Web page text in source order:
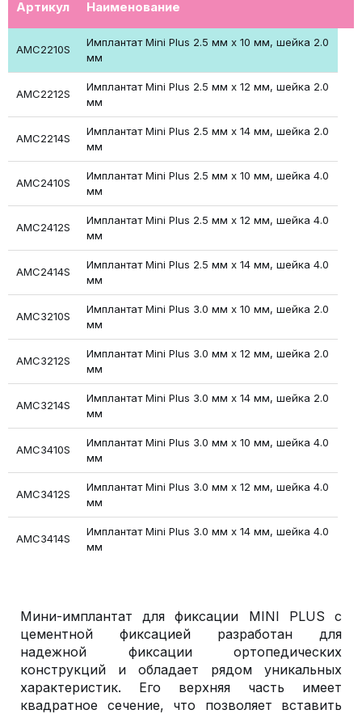
Артикул Наименование
AMC2210S
Имплантат Mini Plus 2.5 мм х 10 мм, шейка 2.0
мм
AMC2212S
Имплантат Mini Plus 2.5 мм х 12 мм, шейка 2.0
мм
AMC2214S
Имплантат Mini Plus 2.5 мм х 14 мм, шейка 2.0
мм
AMC2410S
Имплантат Mini Plus 2.5 мм х 10 мм, шейка 4.0
мм
AMC2412S
Имплантат Mini Plus 2.5 мм х 12 мм, шейка 4.0
мм
AMC2414S
Имплантат Mini Plus 2.5 мм х 14 мм, шейка 4.0
мм
AMC3210S
Имплантат Mini Plus 3.0 мм х 10 мм, шейка 2.0
мм
AMC3212S
Имплантат Mini Plus 3.0 мм х 12 мм, шейка 2.0
мм
AMC3214S
Имплантат Mini Plus 3.0 мм х 14 мм, шейка 2.0
мм
AMC3410S
Имплантат Mini Plus 3.0 мм х 10 мм, шейка 4.0
мм
AMC3412S
Имплантат Mini Plus 3.0 мм х 12 мм, шейка 4.0
мм
AMC3414S
Имплантат Mini Plus 3.0 мм х 14 мм, шейка 4.0
мм
Мини-имплантат для фиксации MINI PLUS с
цементной фиксацией разработан для
надежной фиксации ортопедических
конструкций и обладает рядом уникальных
характеристик. Его верхняя часть имеет
квадратное сечение, что позволяет вставить